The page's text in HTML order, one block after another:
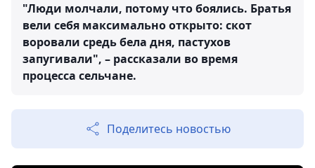
"Люди молчали, потому что боялись. Братья
вели себя максимально открыто: скот
воровали средь бела дня, пастухов
запугивали", – рассказали во время
процесса сельчане.
Поделитесь новостью